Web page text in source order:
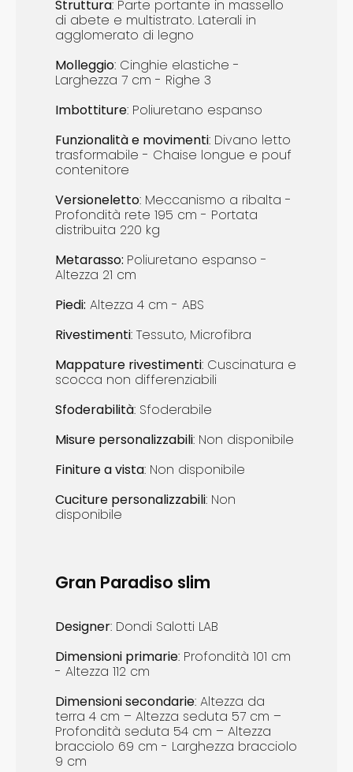
Struttura: Parte portante in massello
di abete e multistrato. Laterali in
agglomerato di legno
Molleggio: Cinghie elastiche -
Larghezza 7 cm - Righe 3
Imbottiture: Poliuretano espanso
Funzionalità e movimenti: Divano letto
trasformabile - Chaise longue e pouf
contenitore
Versioneletto: Meccanismo a ribalta -
Profondità rete 195 cm - Portata
distribuita 220 kg
Metarasso: Poliuretano espanso -
Altezza 21 cm
Piedi: Altezza 4 cm - ABS
Rivestimenti: Tessuto, Microfibra
Mappature rivestimenti: Cuscinatura e
scocca non differenziabili
Sfoderabilità: Sfoderabile
Misure personalizzabili: Non disponibile
Finiture a vista: ​Non disponibile
Cuciture personalizzabili: ​Non
disponibile
Gran Paradiso slim
Designer: Dondi Salotti LAB
Dimensioni primarie: Profondità 101 cm
- Altezza 112 cm
Dimensionisecondarie: ​Altezza da
terra 4 cm – Altezza seduta 57 cm –
Profondità seduta 54 cm – Altezza
bracciolo 69 cm - Larghezza bracciolo
9 cm